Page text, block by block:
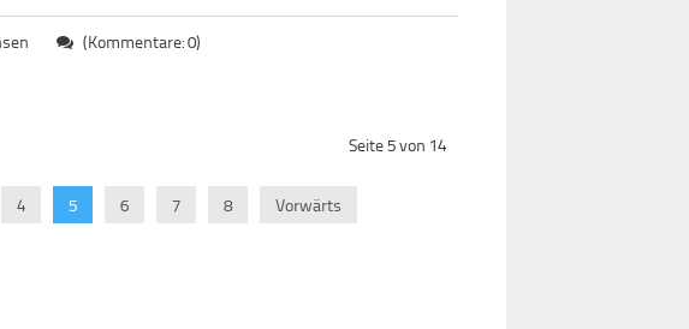
(Kommentare: 0)
Seite 5 von 14
4 5 6 7 8
Vorwärts